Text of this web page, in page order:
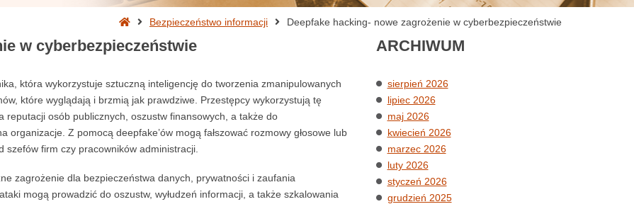
Strona
główna
Bezpieczeństwo informacji Deepfake hacking- nowe zagrożenie w cyberbezpieczeństwie
w cyberbezpieczeństwie
która wykorzystuje sztuczną inteligencję do tworzenia zmanipulowanych
które wyglądają i brzmią jak prawdziwe. Przestępcy wykorzystują tę
reputacji osób publicznych, oszustw finansowych, a także do
organizacje. Z pomocą deepfake’ów mogą fałszować rozmowy głosowe lub
szefów firm czy pracowników administracji.
zagrożenie dla bezpieczeństwa danych, prywatności i zaufania
mogą prowadzić do oszustw, wyłudzeń informacji, a także szkalowania
ARCHIWUM
sierpień 2026
lipiec 2026
maj 2026
kwiecień 2026
marzec 2026
luty 2026
styczeń 2026
grudzień 2025